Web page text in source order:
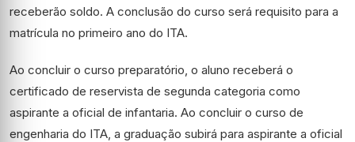
receberão soldo. A conclusão do curso será requisito para a
matrícula no primeiro ano do ITA.
Ao concluir o curso preparatório, o aluno receberá o
certificado de reservista de segunda categoria como
aspirante a oficial de infantaria. Ao concluir o curso de
engenharia do ITA, a graduação subirá para aspirante a oficial